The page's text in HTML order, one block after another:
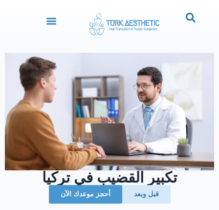
تكبير القضيب في تركيا
قبل وبعد ‏أحجز موعدك الآن